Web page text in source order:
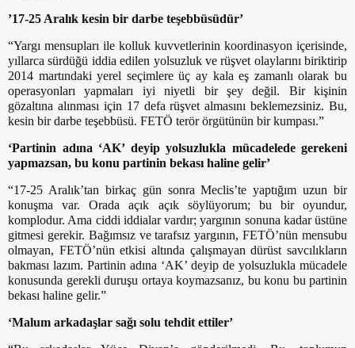
’17-25 Aralık kesin bir darbe teşebbüsüdür’
“Yargı mensupları ile kolluk kuvvetlerinin koordinasyon içerisinde,
yıllarca sürdüğü iddia edilen yolsuzluk ve rüşvet olaylarını biriktirip
2014 martındaki yerel seçimlere üç ay kala eş zamanlı olarak bu
operasyonları yapmaları iyi niyetli bir şey değil. Bir kişinin
gözaltına alınması için 17 defa rüşvet almasını beklemezsiniz. Bu,
kesin bir darbe teşebbüsü. FETÖ terör örgütünün bir kumpası.”
‘Partinin adına ‘AK’ deyip yolsuzlukla mücadelede gerekeni
yapmazsan, bu konu partinin bekası haline gelir’
“17-25 Aralık’tan birkaç gün sonra Meclis’te yaptığım uzun bir
konuşma var. Orada açık açık söylüyorum; bu bir oyundur,
komplodur. Ama ciddi iddialar vardır; yargının sonuna kadar üstüne
gitmesi gerekir. Bağımsız ve tarafsız yargının, FETÖ’nün mensubu
olmayan, FETÖ’nün etkisi altında çalışmayan dürüst savcılıkların
bakması lazım. Partinin adına ‘AK’ deyip de yolsuzlukla mücadele
konusunda gerekli duruşu ortaya koymazsanız, bu konu bu partinin
bekası haline gelir.”
‘Malum arkadaşlar sağı solu tehdit ettiler’